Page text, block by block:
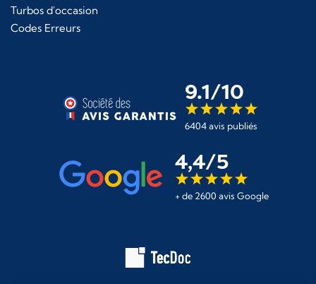
Turbos d'occasion
Codes Erreurs
9.1/10
6404 avis publiés
4,4/5
+ de 2600 avis Google